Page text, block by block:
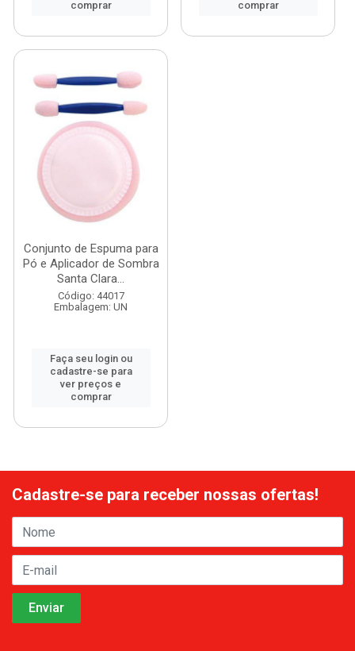
comprar
comprar
Conjunto de Espuma para
Pó e Aplicador de Sombra
Santa Clara...
Código: 44017
Embalagem: UN
Faça seu login ou
cadastre-se para
ver preços e
comprar
Cadastre-se para receber nossas ofertas!